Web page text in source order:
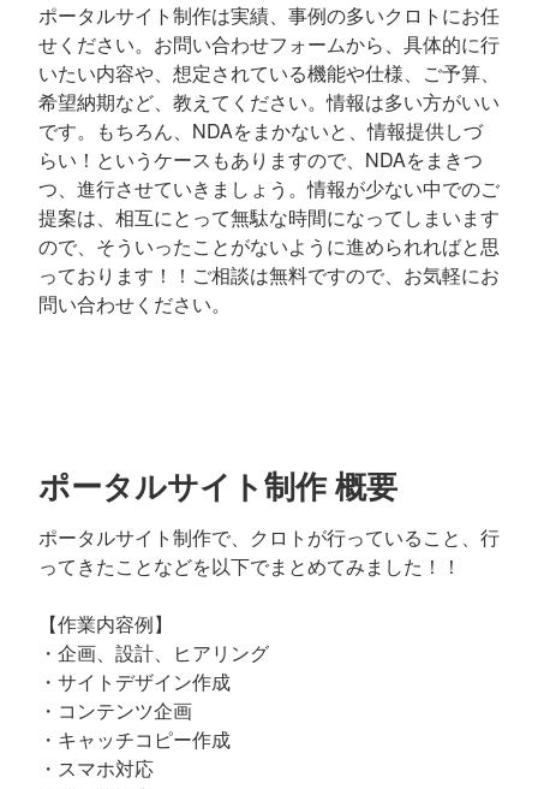
ポータルサイト制作は実績、事例の多いクロトにお任
せください。お問い合わせフォームから、具体的に行
いたい内容や、想定されている機能や仕様、ご予算、
希望納期など、教えてください。情報は多い方がいい
です。もちろん、NDAをまかないと、情報提供しづ
らい！というケースもありますので、NDAをまきつ
つ、進行させていきましょう。情報が少ない中でのご
提案は、相互にとって無駄な時間になってしまいます
ので、そういったことがないように進められればと思
っております！！ご相談は無料ですので、お気軽にお
問い合わせください。
ポータルサイト制作 概要
ポータルサイト制作で、クロトが行っていること、行
ってきたことなどを以下でまとめてみました！！
【作業内容例】
・企画、設計、ヒアリング
・サイトデザイン作成
・コンテンツ企画
・キャッチコピー作成
・スマホ対応